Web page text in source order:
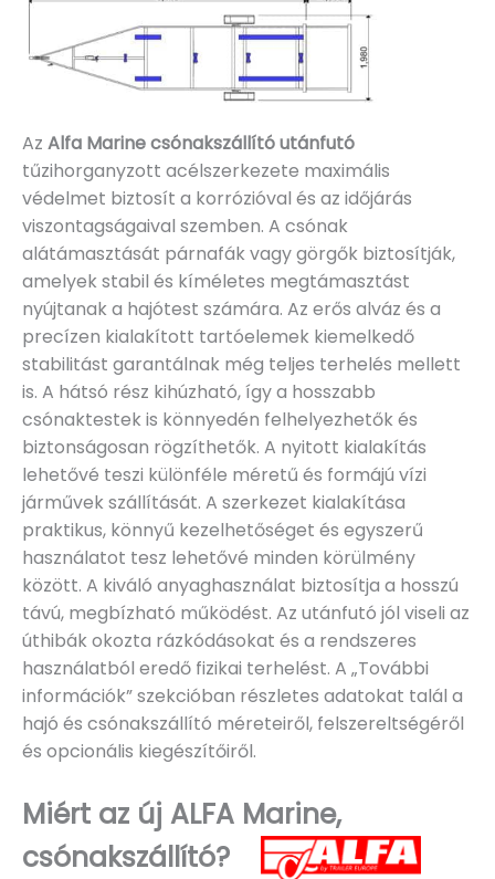
Az Alfa Marine csónakszállító utánfutó
tűzihorganyzott acélszerkezete maximális
védelmet biztosít a korrózióval és az időjárás
viszontagságaival szemben. A csónak
alátámasztását párnafák vagy görgők biztosítják,
amelyek stabil és kíméletes megtámasztást
nyújtanak a hajótest számára. Az erős alváz és a
precízen kialakított tartóelemek kiemelkedő
stabilitást garantálnak még teljes terhelés mellett
is. A hátsó rész kihúzható, így a hosszabb
csónaktestek is könnyedén felhelyezhetők és
biztonságosan rögzíthetők. A nyitott kialakítás
lehetővé teszi különféle méretű és formájú vízi
járművek szállítását. A szerkezet kialakítása
praktikus, könnyű kezelhetőséget és egyszerű
használatot tesz lehetővé minden körülmény
között. A kiváló anyaghasználat biztosítja a hosszú
távú, megbízható működést. Az utánfutó jól viseli az
úthibák okozta rázkódásokat és a rendszeres
használatból eredő fizikai terhelést. A „További
információk” szekcióban részletes adatokat talál a
hajó és csónakszállító méreteiről, felszereltségéről
és opcionális kiegészítőiről.
Miért az új ALFA Marine,
csónakszállító?